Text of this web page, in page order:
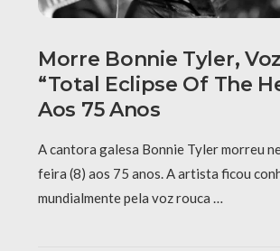
Morre Bonnie Tyler,
“Total Eclipse Of The
Aos 75 Anos
A cantora galesa Bonnie Tyler morreu
feira (8) aos 75 anos. A artista ficou
mundialmente pela voz rouca …